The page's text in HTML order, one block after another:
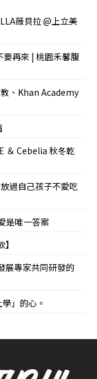
薇貝拉 @上立美
要再來 | 桃園禾馨腹
、Khan Academy
＆ Cebelia 秋冬乾
過自己孩子不愛吃
是唯一答案
展專家共同研發的
」的心。